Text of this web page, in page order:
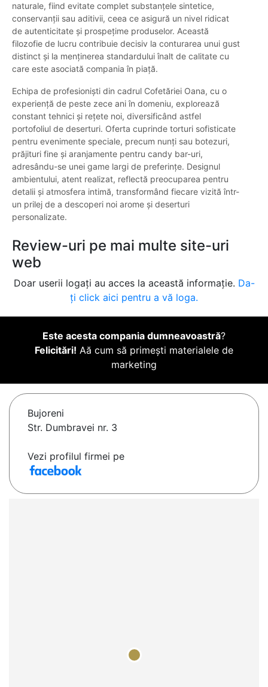
naturale, fiind evitate complet substanțele sintetice,
conservanții sau aditivii, ceea ce asigură un nivel ridicat
de autenticitate și prospețime produselor. Această
filozofie de lucru contribuie decisiv la conturarea unui gust
distinct și la menținerea standardului înalt de calitate cu
care este asociată compania în piață.
Echipa de profesioniști din cadrul Cofetăriei Oana, cu o
experiență de peste zece ani în domeniu, explorează
constant tehnici și rețete noi, diversificând astfel
portofoliul de deserturi. Oferta cuprinde torturi sofisticate
pentru evenimente speciale, precum nunți sau botezuri,
prăjituri fine și aranjamente pentru candy bar-uri,
adresându-se unei game largi de preferințe. Designul
ambientului, atent realizat, reflectă preocuparea pentru
detalii și atmosfera intimă, transformând fiecare vizită într-
un prilej de a descoperi noi arome și deserturi
personalizate.
Review-uri pe mai multe site-uri
web
Doar userii logați au acces la această informație. Da-
ți click aici pentru a vă loga.
Este acesta compania dumneavoastră?
Felicitări! Aă cum să primești materialele de
marketing
Bujoreni
Str. Dumbravei nr. 3
Vezi profilul firmei pe